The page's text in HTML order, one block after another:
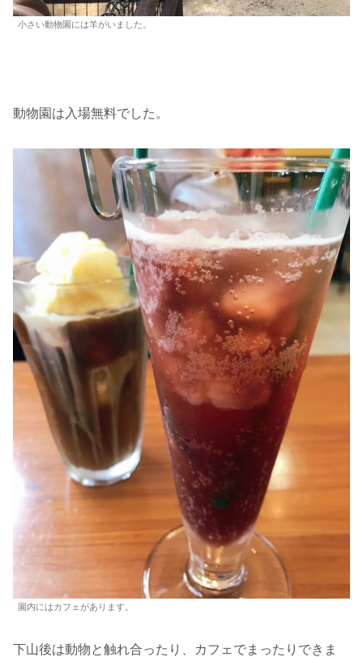
小さい動物園には羊がいました。
動物園は入場無料でした。
園内にはカフェがあります。
下山後は動物と触れ合ったり、カフェでまったりできま